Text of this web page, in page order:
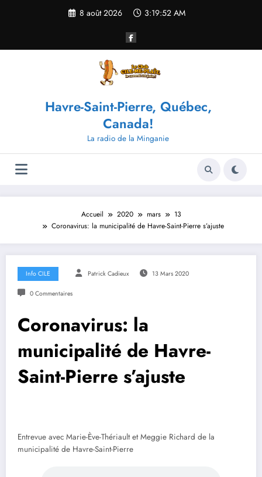
8 août 2026 3:19:52 AM
Havre-Saint-Pierre, Québec,
Canada!
La radio de la Minganie
Accueil 2020 mars
13
Coronavirus: la municipalité de Havre-Saint-Pierre s’ajuste
Info CILE Patrick Cadieux 13 Mars 2020
0 Commentaires
Coronavirus: la
municipalité de Havre-
Saint-Pierre s’ajuste
Entrevue avec Marie-Ève-Thériault et Meggie Richard de la
municipalité de Havre-Saint-Pierre